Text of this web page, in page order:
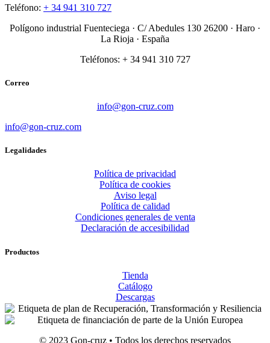
Teléfono: + 34 941 310 727
Polígono industrial Fuenteciega · C/ Abedules 130 26200 · Haro ·
La Rioja · España
Teléfonos: + 34 941 310 727
Correo
info@gon-cruz.com
info@gon-cruz.com
Legalidades
Política de privacidad
Política de cookies
Aviso legal
Política de calidad
Condiciones generales de venta
Declaración de accesibilidad
Productos
Tienda
Catálogo
Descargas
© 2023 Gon-cruz • Todos los derechos reservados